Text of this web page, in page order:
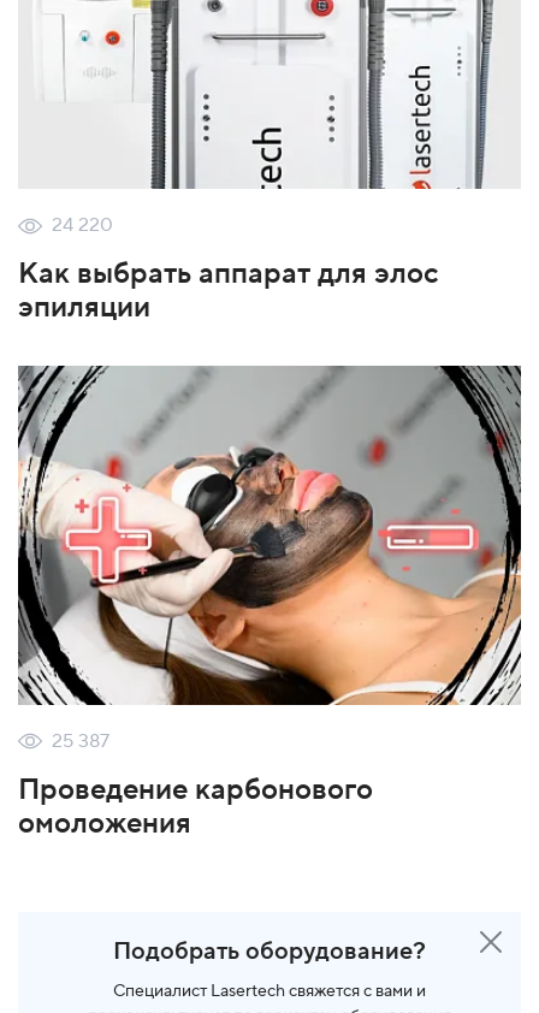
24 220
Как выбрать аппарат для элос
эпиляции
25 387
Проведение карбонового
омоложения
Подобрать оборудование?
Специалист Lasertech свяжется с вами и